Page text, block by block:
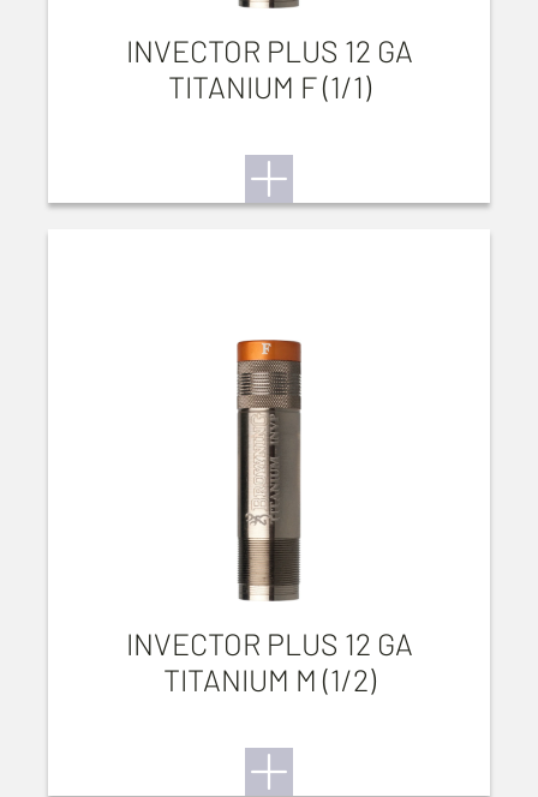
INVECTOR PLUS 12 GA
TITANIUM F (1/1)
INVECTOR PLUS 12 GA
TITANIUM M (1/2)